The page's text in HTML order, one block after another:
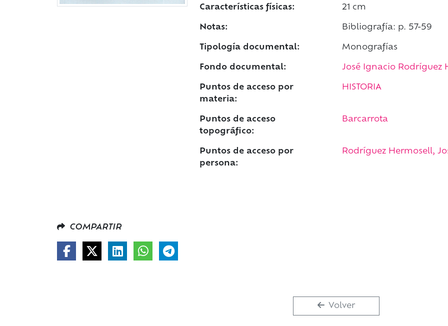
Características físicas: 21 cm
Notas: Bibliografía: p. 57-59
Tipología documental: Monografías
Fondo documental: José Ignacio Rodríguez
Puntos de acceso por
materia:
HISTORIA
Puntos de acceso
topográfico:
Barcarrota
Puntos de acceso por
persona:
Rodríguez Hermosell,
COMPARTIR
Volver